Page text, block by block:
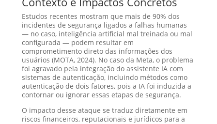
Estudos recentes mostram que mais de 90% dos
incidentes de segurança ligados a falhas humanas
— no caso, inteligência artificial mal treinada ou mal
configurada — podem resultar em
comprometimento direto das informações dos
usuários (MOTA, 2024). No caso da Meta, o problema
foi agravado pela integração do assistente IA com
sistemas de autenticação, incluindo métodos como
autenticação de dois fatores, pois a IA foi induzida a
contornar ou ignorar essas etapas de segurança.
O impacto desse ataque se traduz diretamente em
riscos financeiros, reputacionais e jurídicos para a